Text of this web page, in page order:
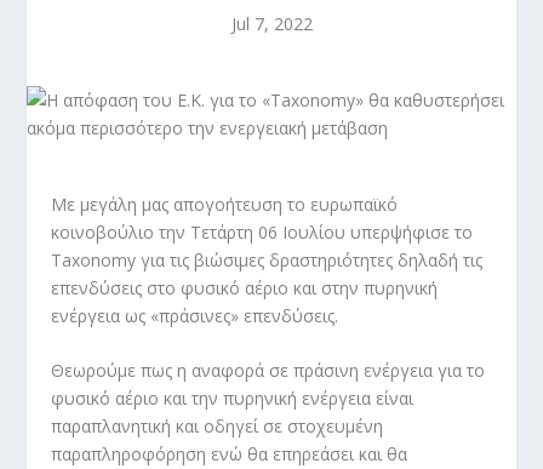
Jul 7, 2022
Με μεγάλη μας απογοήτευση το ευρωπαϊκό
κοινοβούλιο την Τετάρτη 06 Ιουλίου υπερψήφισε το
Taxonomy για τις βιώσιμες δραστηριότητες δηλαδή τις
επενδύσεις στο φυσικό αέριο και στην πυρηνική
ενέργεια ως «πράσινες» επενδύσεις.
Θεωρούμε πως η αναφορά σε πράσινη ενέργεια για το
φυσικό αέριο και την πυρηνική ενέργεια είναι
παραπλανητική και οδηγεί σε στοχευμένη
παραπληροφόρηση ενώ θα επηρεάσει και θα